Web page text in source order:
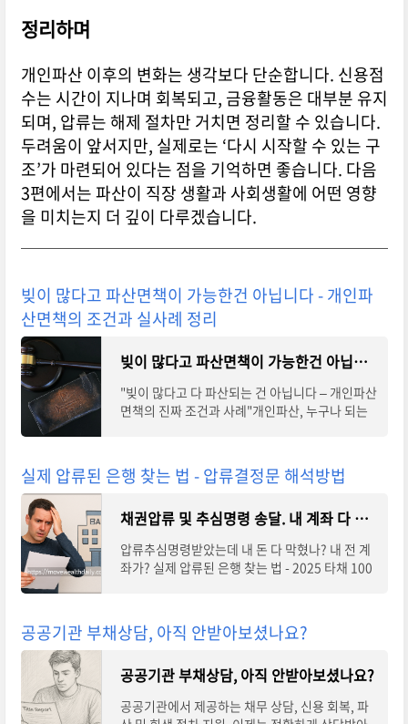
정리하며
개인파산 이후의 변화는 생각보다 단순합니다. 신용점
수는 시간이 지나며 회복되고, 금융활동은 대부분 유지
되며, 압류는 해제 절차만 거치면 정리할 수 있습니다.
두려움이 앞서지만, 실제로는 ‘다시 시작할 수 있는 구
조’가 마련되어 있다는 점을 기억하면 좋습니다. 다음
3편에서는 파산이 직장 생활과 사회생활에 어떤 영향
을 미치는지 더 깊이 다루겠습니다.
빚이 많다고 파산면책이 가능한건 아닙니다 - 개인파
산면책의 조건과 실사례 정리
빚이 많다고 파산면책이 가능한건 아닙니다 - 개인파산면책의 조건과 실사례 정리
"빚이 많다고 다 파산되는 건 아닙니다 – 개인파산
면책의 진짜 조건과 사례"개인파산, 누구나 되는
실제 압류된 은행 찾는 법 - 압류결정문 해석방법
채권압류 및 추심명령 송달. 내 계좌 다 막혔나? - 실제 압류된 은행 찾는 법
압류추심명령받았는데 내 돈 다 막혔나? 내 전 계
좌가? 실제 압류된 은행 찾는 법 - 2025 타채 100
공공기관 부채상담, 아직 안받아보셨나요?
공공기관 부채상담, 아직 안받아보셨나요?
공공기관에서 제공하는 채무 상담, 신용 회복, 파